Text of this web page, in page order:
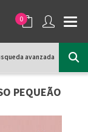
0
avanzada
PEQUEÃO